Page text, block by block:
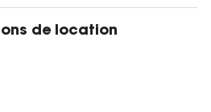
est incluse et vous pouvez également
ces nouveaux locaux. Le bureau est
avec un numéro dédié et il est
vers vos mobiles.
impression (200 N&B et 25 couleurs
de location